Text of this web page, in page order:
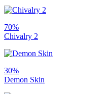
70%
Chivalry 2
30%
Demon Skin